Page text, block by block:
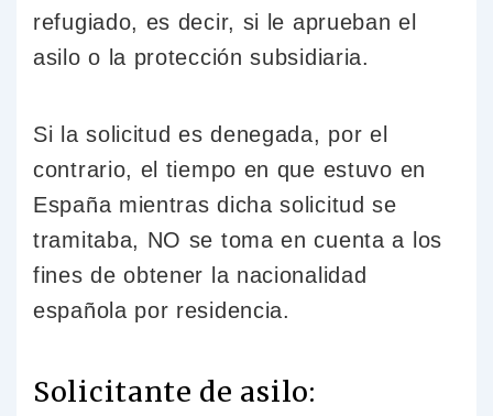
refugiado, es decir, si le aprueban el
asilo o la protección subsidiaria.
Si la solicitud es denegada, por el
contrario, el tiempo en que estuvo en
España mientras dicha solicitud se
tramitaba, NO se toma en cuenta a los
fines de obtener la nacionalidad
española por residencia.
Solicitante de asilo: